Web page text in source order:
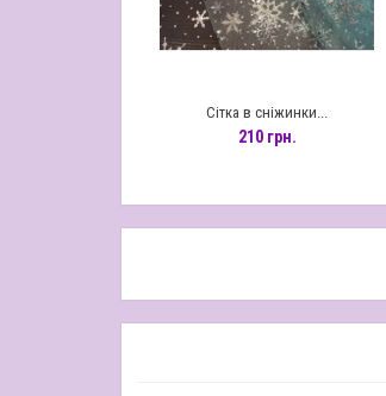
Сітка в сніжинки...
210 грн.